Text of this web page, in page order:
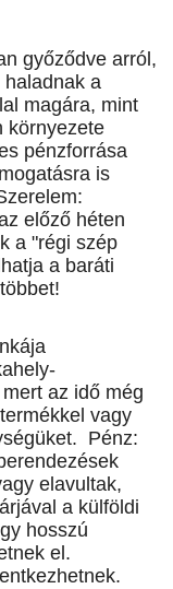
győződve arról,
haladnak a
magára, mint
környezete
pénzforrása
is
előző héten
a "régi szép
a baráti
az idő még
vagy
Pénz:
elavultak,
a külföldi
hosszú
el.